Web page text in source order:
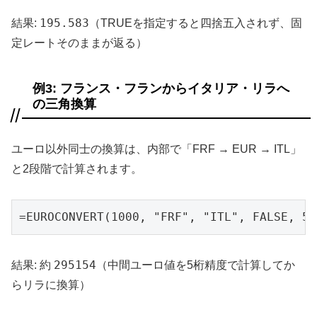
結果: 195.583 （TRUEを指定すると四捨五入されず、固
定レートそのままが返る）
例3: フランス・フランからイタリア・リラへ
の三角換算
ユーロ以外同士の換算は、内部で「FRF → EUR → ITL」
と2段階で計算されます。
=EUROCONVERT(1000, "FRF", "ITL", FALSE, 5)
結果: 約 295154 （中間ユーロ値を5桁精度で計算してか
らリラに換算）